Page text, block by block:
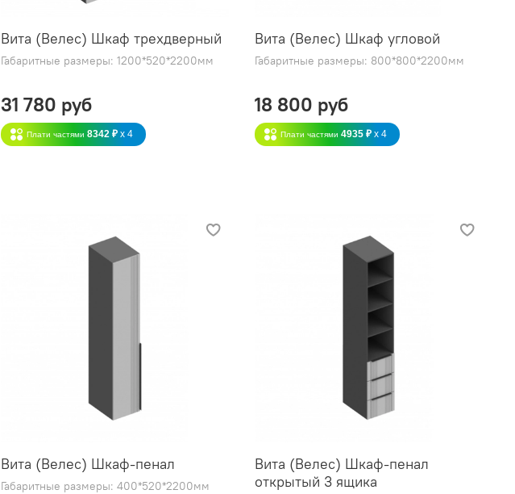
Вита (Велес) Шкаф трехдверный
Габаритные размеры: 1200*520*2200мм
31 780 руб
Плати частями8342 ₽ x 4
Вита (Велес) Шкаф угловой
Габаритные размеры: 800*800*2200мм
18 800 руб
Плати частями4935 ₽ x 4
Вита (Велес) Шкаф-пенал
Габаритные размеры: 400*520*2200мм
Вита (Велес) Шкаф-пенал
открытый 3 ящика